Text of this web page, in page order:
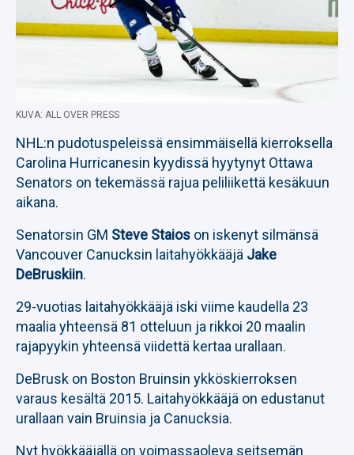
KUVA: ALL OVER PRESS
NHL:n pudotuspeleissä ensimmäisellä kierroksella
Carolina Hurricanesin kyydissä hyytynyt Ottawa
Senators on tekemässä rajua peliliikettä kesäkuun
aikana.
Senatorsin GM Steve Staios on iskenyt silmänsä
Vancouver Canucksin laitahyökkääjä Jake
DeBruskiin.
29-vuotias laitahyökkääjä iski viime kaudella 23
maalia yhteensä 81 otteluun ja rikkoi 20 maalin
rajapyykin yhteensä viidettä kertaa urallaan.
DeBrusk on Boston Bruinsin ykköskierroksen
varaus kesältä 2015. Laitahyökkääjä on edustanut
urallaan vain Bruinsia ja Canucksia.
Nyt hyökkääjällä on voimassaoleva seitsemän